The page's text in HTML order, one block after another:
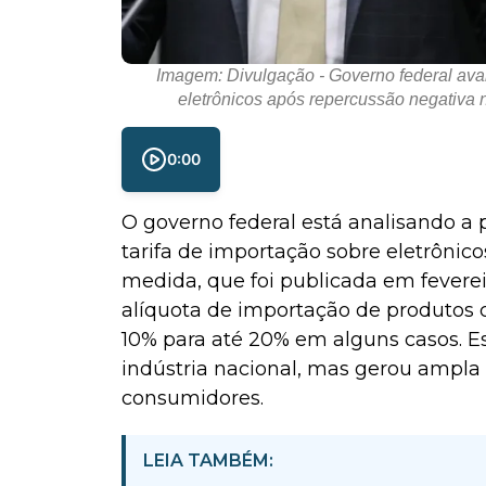
Imagem: Divulgação - Governo federal
eletrônicos após repercussão negativa
0:00
O governo federal está analisando
tarifa de importação sobre
medida, que foi publicada em
alíquota de importação de produtos
10% para até 20% em alguns casos.
indústria nacional, mas gerou
consumidores.
LEIA TAMBÉM: